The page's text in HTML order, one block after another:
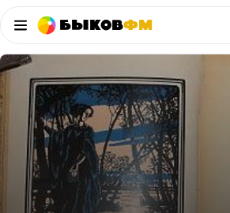
БыковФМ